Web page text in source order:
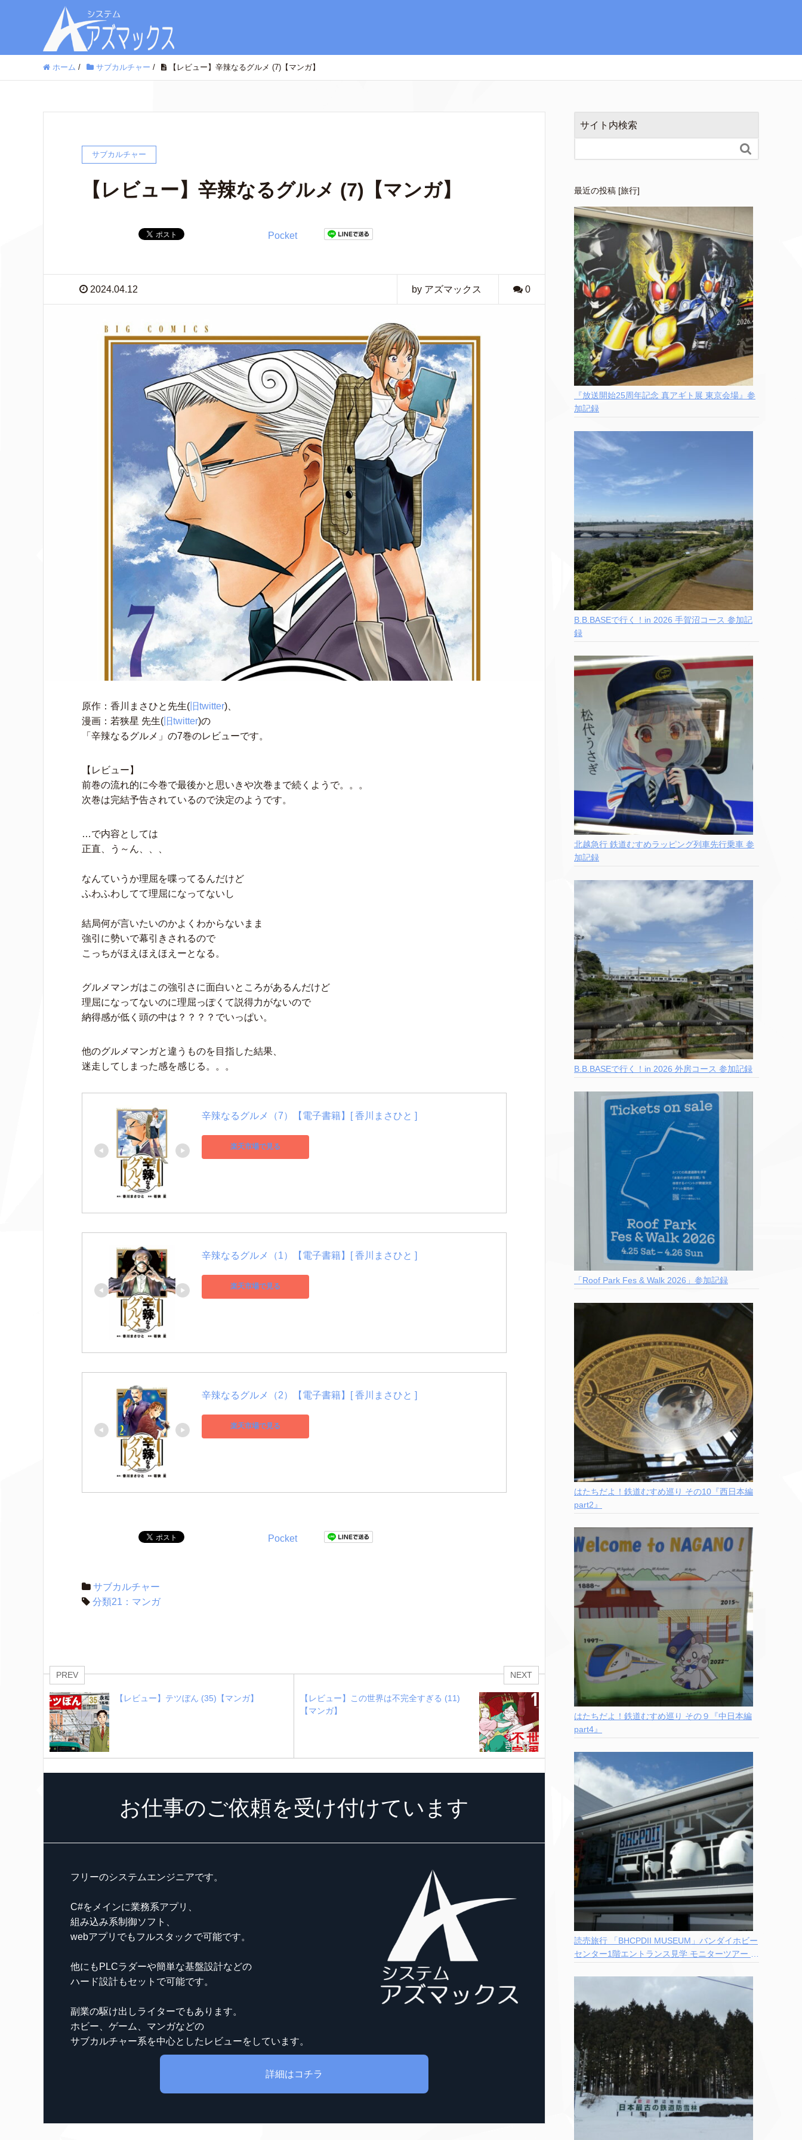
ホーム / サブカルチャー / 【レビュー】辛辣なるグルメ (7)【マンガ】
サブカルチャー
【レビュー】辛辣なるグルメ (7)【マンガ】
Pocket
2024.04.12 by アズマックス 0
原作：香川まさひと先生( 旧twitter)、
漫画：若狭星 先生( 旧twitter)の
「辛辣なるグルメ」の7巻のレビューです。
【レビュー】
前巻の流れ的に今巻で最後かと思いきや次巻まで続くようで。。。
次巻は完結予告されているので決定のようです。
…で内容としては
正直、う～ん、、、
なんていうか理屈を喋ってるんだけど
ふわふわしてて理屈になってないし
結局何が言いたいのかよくわからないまま
強引に勢いで幕引きされるので
こっちがほえほえほえーとなる。
グルメマンガはこの強引さに面白いところがあるんだけど
理屈になってないのに理屈っぽくて説得力がないので
納得感が低く頭の中は？？？？でいっぱい。
他のグルメマンガと違うものを目指した結果、
迷走してしまった感を感じる。。。
辛辣なるグルメ（7）【電子書籍】[ 香川まさひと ]
楽天市場で見る
辛辣なるグルメ（1）【電子書籍】[ 香川まさひと ]
楽天市場で見る
辛辣なるグルメ（2）【電子書籍】[ 香川まさひと ]
楽天市場で見る
Pocket
サブカルチャー
分類21：マンガ
PREV
【レビュー】テツぼん (35)【マンガ】
NEXT
【レビュー】この世界は不完全すぎる (11)
【マンガ】
お仕事のご依頼を受け付けています
フリーのシステムエンジニアです。
C#をメインに業務系アプリ、
組み込み系制御ソフト、
webアプリでもフルスタックで可能です。
他にもPLCラダーや簡単な基盤設計などの
ハード設計もセットで可能です。
副業の駆け出しライターでもあります。
ホビー、ゲーム、マンガなどの
サブカルチャー系を中心としたレビューをしています。
詳細はコチラ
サイト内検索

最近の投稿 [旅行]
『放送開始25周年記念 真アギト展 東京会場』参
加記録
B.B.BASEで行く！in 2026 手賀沼コース 参加記
録
北越急行 鉄道むすめラッピング列車先行乗車 参
加記録
B.B.BASEで行く！in 2026 外房コース 参加記録
「Roof Park Fes & Walk 2026」参加記録
はたちだよ！鉄道むすめ巡り その10『西日本編
part2』
はたちだよ！鉄道むすめ巡り その９『中日本編
part4』
読売旅行 「BHCPDII MUSEUM」バンダイホビー
センター1階エントランス見学 モニターツアー 参